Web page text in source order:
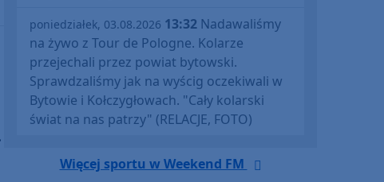
poniedziałek, 03.08.2026 13:32 Nadawaliśmy
na żywo z Tour de Pologne. Kolarze
przejechali przez powiat bytowski.
Sprawdzaliśmy jak na wyścig oczekiwali w
Bytowie i Kołczygłowach. "Cały kolarski
świat na nas patrzy" (RELACJE, FOTO)
Więcej sportu w Weekend FM